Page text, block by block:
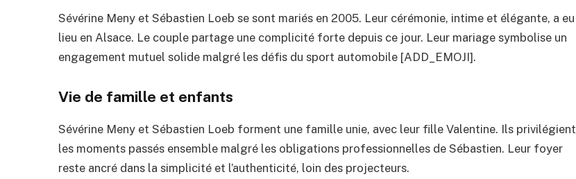
Sévérine Meny et Sébastien Loeb se sont mariés en 2005. Leur cérémonie, intime et élégante, a eu
lieu en Alsace. Le couple partage une complicité forte depuis ce jour. Leur mariage symbolise un
engagement mutuel solide malgré les défis du sport automobile [ADD_EMOJI].
Vie de famille et enfants
Sévérine Meny et Sébastien Loeb forment une famille unie, avec leur fille Valentine. Ils privilégient
les moments passés ensemble malgré les obligations professionnelles de Sébastien. Leur foyer
reste ancré dans la simplicité et l’authenticité, loin des projecteurs.